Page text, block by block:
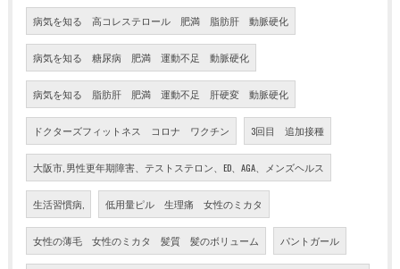
病気を知る 高コレステロール 肥満 脂肪肝 動脈硬化
病気を知る 糖尿病 肥満 運動不足 動脈硬化
病気を知る 脂肪肝 肥満 運動不足 肝硬変 動脈硬化
ドクターズフィットネス コロナ ワクチン 3回目 追加接種
大阪市, 男性更年期障害、テストステロン、ED、AGA、メンズヘルス
生活習慣病, 低用量ピル 生理痛 女性のミカタ
女性の薄毛 女性のミカタ 髪質 髪のボリューム パントガール